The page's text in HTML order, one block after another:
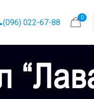
(096) 022-67-88
0